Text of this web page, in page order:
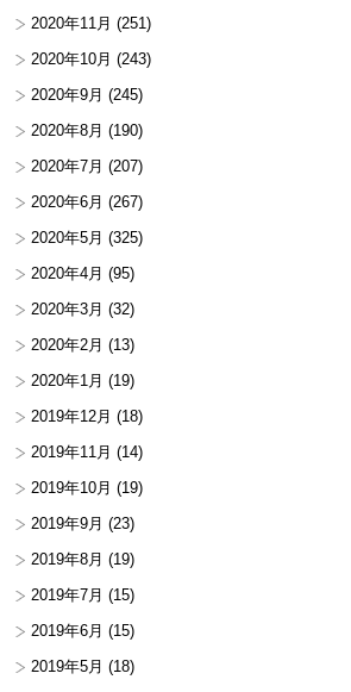
2020年11月 (251)
2020年10月 (243)
2020年9月 (245)
2020年8月 (190)
2020年7月 (207)
2020年6月 (267)
2020年5月 (325)
2020年4月 (95)
2020年3月 (32)
2020年2月 (13)
2020年1月 (19)
2019年12月 (18)
2019年11月 (14)
2019年10月 (19)
2019年9月 (23)
2019年8月 (19)
2019年7月 (15)
2019年6月 (15)
2019年5月 (18)